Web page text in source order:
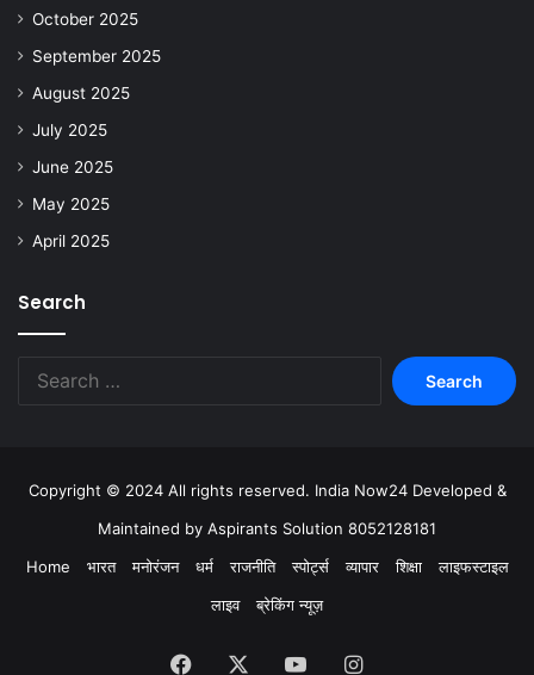
October 2025
September 2025
August 2025
July 2025
June 2025
May 2025
April 2025
Search
Copyright © 2024 All rights reserved. India Now24 Developed &
Maintained by Aspirants Solution 8052128181
Home
भारत मनोरंजन धर्म राजनीति स्पोर्ट्स व्यापार शिक्षा
लाइफस्टाइल
लाइव
ब्रेकिंग न्यूज़